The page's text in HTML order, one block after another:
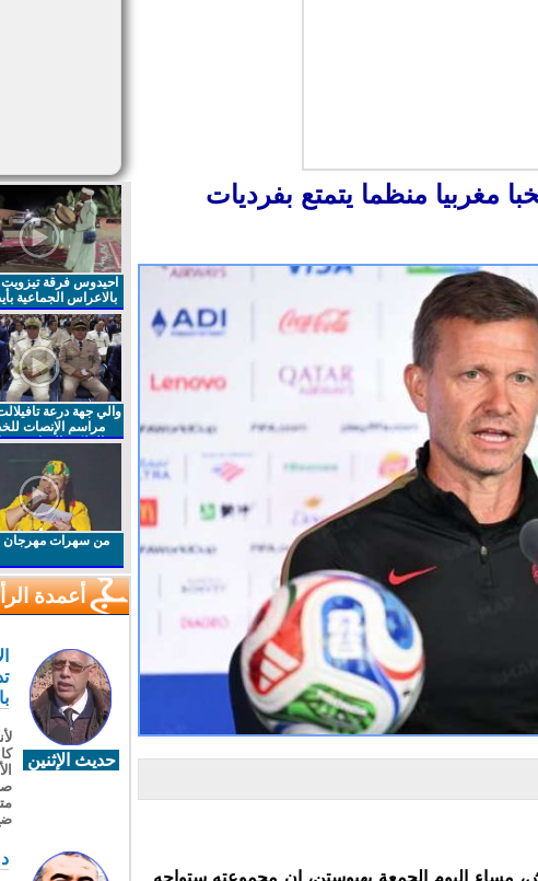
منتخبا مغربيا منظما يتمتع بفرديات
اليوم الجمعة بهيوستن، إن مجموعته ستواجه
احيدوس فرقة تيزويت
بالاعراس الجماعية
والي جهة درعة
مراسم الإنصات
الملكي السامي
من سهرات مهرجان
أعمدة
حديث الإثنين